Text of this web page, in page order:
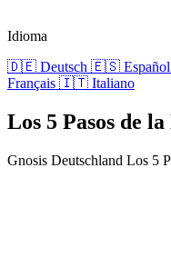
Idioma
🇩🇪 Deutsch 🇪🇸 Español
Français 🇮🇹 Italiano
Los 5 Pasos de
Gnosis Deutschland Los 5